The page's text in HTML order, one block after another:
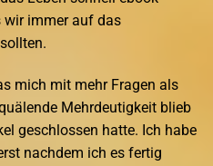
wir immer auf das
mich mit mehr Fragen als
Mehrdeutigkeit blieb
geschlossen hatte. Ich habe
nachdem ich es fertig